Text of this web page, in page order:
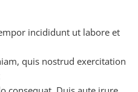
incididunt ut labore et
quis nostrud exercitation